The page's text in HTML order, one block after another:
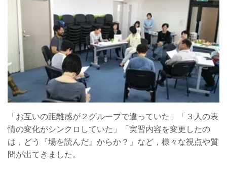
「お互いの距離感が２グループで違っていた」「３人の表
情の変化がシンクロしていた」「実習内容を変更したの
は，どう『場を読んだ』からか？」など，様々な視点や質
問が出てきました。